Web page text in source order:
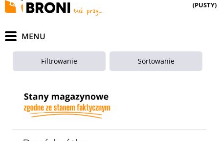
(PUSTY)
Filtrowanie Sortowanie